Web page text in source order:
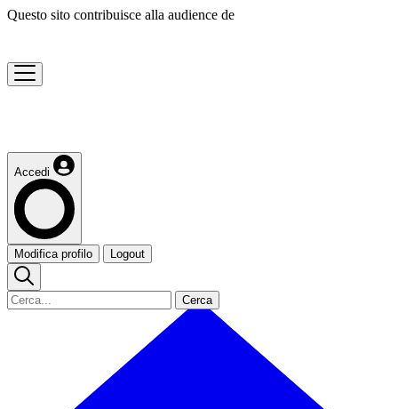
Questo sito contribuisce alla audience de
Accedi
Modifica profilo Logout
Cerca